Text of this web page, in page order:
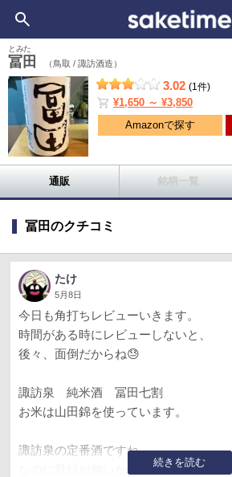
冨田
とみた
（鳥取 /諏訪酒造）
3.02 (1件)
shopping_cart ¥1,650 ～ ¥3,850
Amazonで探す
通販 銘柄一覧
冨田のクチコミ
たけ
5月8日
続きを読む
今日も角打ちレビューいきます。
時間がある時にレビューしないと、
後々、面倒だからね😓
諏訪泉 純米酒 冨田七割
お米は山田錦を使っています。
諏訪泉の定番酒ですね。
なのに登録が無いから、依頼しちゃっ